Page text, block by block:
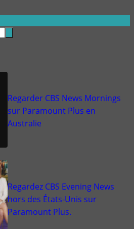
Regarder CBS News Mornings
sur Paramount Plus en
Australie
Regardez CBS Evening News
hors des États-Unis sur
Paramount Plus.